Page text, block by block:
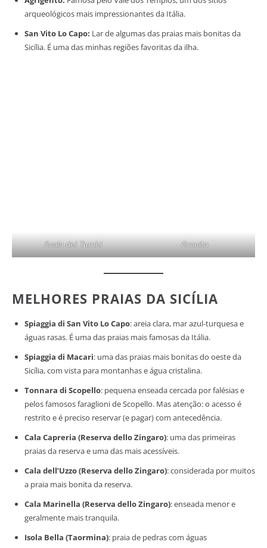
arqueológicos mais impressionantes da Itália.
San Vito Lo Capo: Lar de algumas das praias mais bonitas da
Sicília. É uma das minhas regiões favoritas da ilha.
Scala dei Turchi Granita
MELHORES PRAIAS DA SICÍLIA
Spiaggia di San Vito Lo Capo: areia clara, mar azul-turquesa e
águas rasas. É uma das praias mais famosas da Itália.
Spiaggia di Macari: uma das praias mais bonitas do oeste da
Sicília, com vista para montanhas e água cristalina.
Tonnara di Scopello: pequena enseada cercada por falésias e
pelos famosos faraglioni de Scopello. Mas atenção: o acesso é
restrito e é preciso reservar (e pagar) com antecedência.
Cala Capreria (Reserva dello Zingaro): uma das primeiras
praias da reserva e uma das mais acessíveis.
Cala dell’Uzzo (Reserva dello Zingaro): considerada por muitos
a praia mais bonita da reserva.
Cala Marinella (Reserva dello Zingaro): enseada menor e
geralmente mais tranquila.
Isola Bella (Taormina): praia de pedras com águas